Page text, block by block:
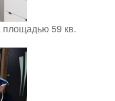
площадью 59 кв.